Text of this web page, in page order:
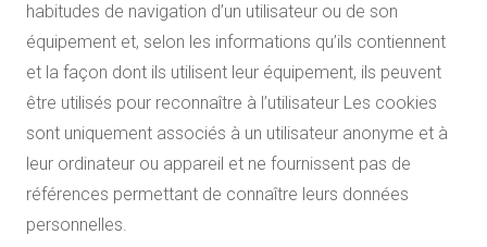
habitudes de navigation d’un utilisateur ou de son
équipement et, selon les informations qu’ils contiennent
et la façon dont ils utilisent leur équipement, ils peuvent
être utilisés pour reconnaître à l’utilisateur Les cookies
sont uniquement associés à un utilisateur anonyme et à
leur ordinateur ou appareil et ne fournissent pas de
références permettant de connaître leurs données
personnelles.